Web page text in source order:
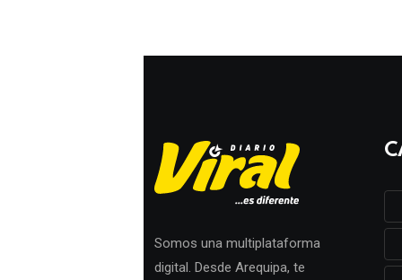
Somos una multiplataforma
digital. Desde Arequipa, te